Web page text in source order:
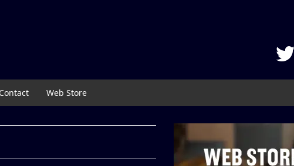
Contact Web Store